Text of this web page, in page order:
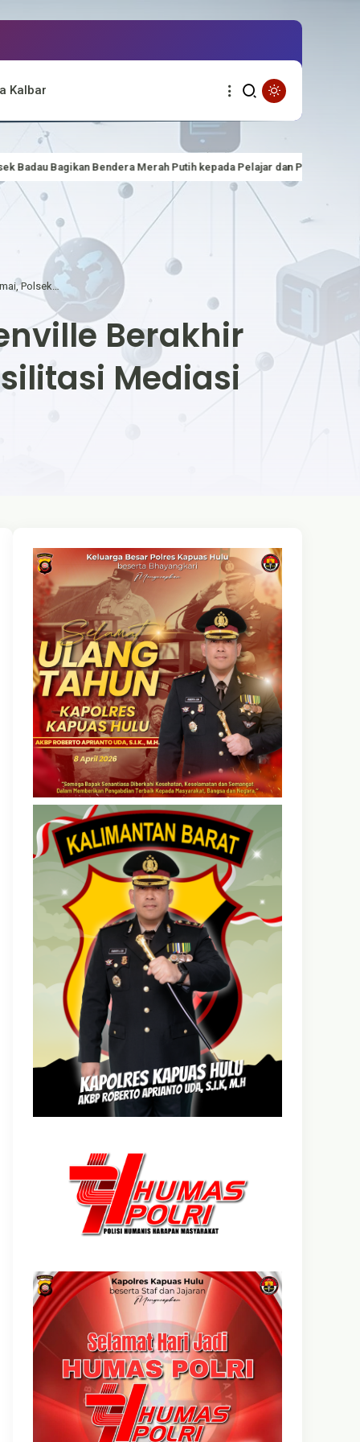
Kalbar
Merah Putih kepada Pelajar dan Pengguna Jalan Sambut HUT ke-
Dugaan Penganiayaan di Cafe Bougenville Berakhir Damai, Polsek Putussibau Selatan Fasilitasi Mediasi
Berakhir
Mediasi